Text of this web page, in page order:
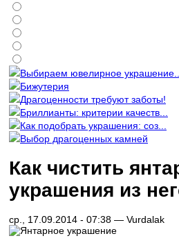
Выбираем ювелирное украшение...
Бижутерия
Драгоценности требуют заботы!
Бриллианты: критерии качеств...
Как подобрать украшения: соз...
Выбор драгоценных камней
Как чистить
украшения из
ср., 17.09.2014 - 07:38 — Vurdalak